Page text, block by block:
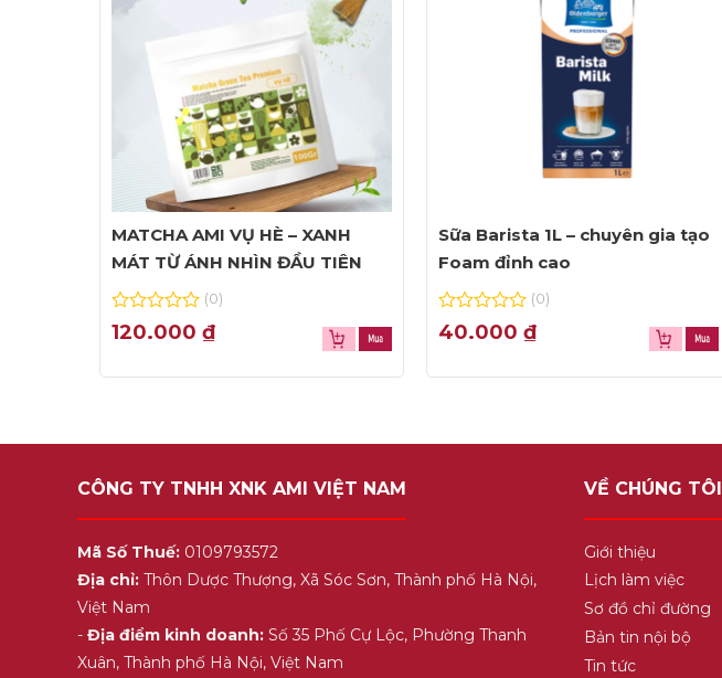
MATCHA AMI VỤ HÈ – XANH
MÁT TỪ ÁNH NHÌN ĐẦU TIÊN
0
out
5
(0)
120.000₫
Sữa Barista 1L – chuyên gia tạo
Foam đỉnh cao
0
out
5
(0)
40.000₫
CÔNG TY TNHH XNK AMI VIỆT NAM
Mã Số Thuế: 0109793572
Địa chỉ: Thôn Dược Thượng, Xã Sóc Sơn, Thành phố Hà Nội,
Việt Nam
-Địa điểm kinh doanh: Số 35 Phố Cự Lộc, Phường Thanh
Xuân, Thành phố Hà Nội, Việt Nam
VỀ CHÚNG TÔI
Giới thiệu
Lịch làm việc
Sơ đồ chỉ đường
Bản tin nội bộ
Tin tức